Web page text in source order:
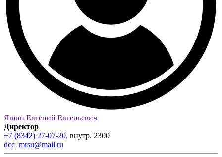
Яшин Евгений Евгеньевич
Директор
+7 (8342) 27-07-20, внутр. 2300
dcc_mrsu@mail.ru